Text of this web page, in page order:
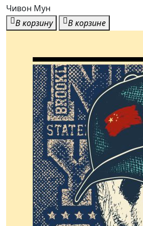
Чивон Мун
В корзину
В корзине